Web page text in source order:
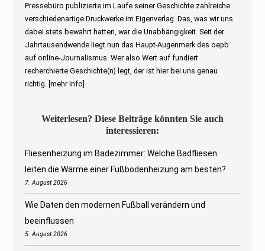
Pressebüro publizierte im Laufe seiner Geschichte zahlreiche
verschiedenartige Druckwerke im Eigenverlag. Das, was wir uns
dabei stets bewahrt hatten, war die Unabhängigkeit. Seit der
Jahrtausendwende liegt nun das Haupt-Augenmerk des oepb
auf online-Journalismus. Wer also Wert auf fundiert
recherchierte Geschichte(n) legt, der ist hier bei uns genau
richtig.
[mehr Info]
Weiterlesen? Diese Beiträge könnten Sie auch
interessieren:
Fliesenheizung im Badezimmer: Welche Badfliesen
leiten die Wärme einer Fußbodenheizung am besten?
7. August 2026
Wie Daten den modernen Fußball verändern und
beeinflussen
5. August 2026